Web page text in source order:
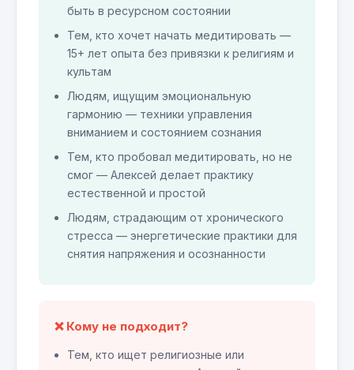
быть в ресурсном состоянии
Тем, кто хочет начать медитировать —
15+ лет опыта без привязки к религиям и
культам
Людям, ищущим эмоциональную
гармонию — техники управления
вниманием и состоянием сознания
Тем, кто пробовал медитировать, но не
смог — Алексей делает практику
естественной и простой
Людям, страдающим от хронического
стресса — энергетические практики для
снятия напряжения и осознанности
❌ Кому не подходит?
Тем, кто ищет религиозные или